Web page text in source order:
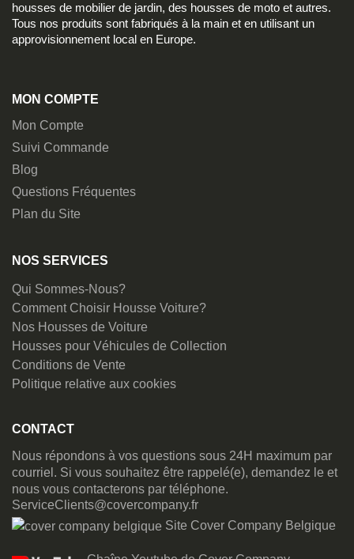
housses de mobilier de jardin, des housses de moto et autres.
Tous nos produits sont fabriqués à la main et en utilisant un
approvisionnement local en Europe.
MON COMPTE
Mon Compte
Suivi Commande
Blog
Questions Fréquentes
Plan du Site
NOS SERVICES
Qui Sommes-Nous?
Comment Choisir Housse Voiture?
Nos Housses de Voiture
Housses pour Véhicules de Collection
Conditions de Vente
Politique relative aux cookies
CONTACT
Nous répondons à vos questions sous 24H maximum par
courriel. Si vous souhaitez être rappelé(e), demandez le et
nous vous contacterons par téléphone.
ServiceClients@covercompany.fr
Site Cover Company Belgique